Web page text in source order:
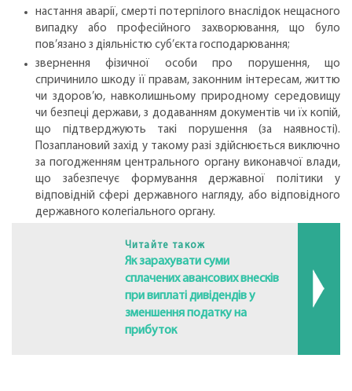
настання аварії, смерті потерпілого внаслідок нещасного
випадку або професійного захворювання, що було
пов’язано з діяльністю суб’єкта господарювання;
звернення фізичної особи про порушення, що
спричинило шкоду її правам, законним інтересам, життю
чи здоров’ю, навколишньому природному середовищу
чи безпеці держави, з додаванням документів чи їх копій,
що підтверджують такі порушення (за наявності).
Позаплановий захід у такому разі здійснюється виключно
за погодженням центрального органу виконавчої влади,
що забезпечує формування державної політики у
відповідній сфері державного нагляду, або відповідного
державного колегіального органу.
Читайте також
Як зарахувати суми
сплачених авансових внесків
при виплаті дивідендів у
зменшення податку на
прибуток